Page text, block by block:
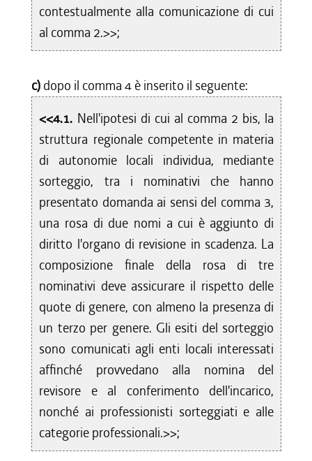
contestualmente alla comunicazione di cui
al comma 2.>>;
c) dopo il comma 4 è inserito il seguente:
<<4.1. Nell'ipotesi di cui al comma 2 bis, la
struttura regionale competente in materia
di autonomie locali individua, mediante
sorteggio, tra i nominativi che hanno
presentato domanda ai sensi del comma 3,
una rosa di due nomi a cui è aggiunto di
diritto l'organo di revisione in scadenza. La
composizione finale della rosa di tre
nominativi deve assicurare il rispetto delle
quote di genere, con almeno la presenza di
un terzo per genere. Gli esiti del sorteggio
sono comunicati agli enti locali interessati
affinché provvedano alla nomina del
revisore e al conferimento dell'incarico,
nonché ai professionisti sorteggiati e alle
categorie professionali.>>;